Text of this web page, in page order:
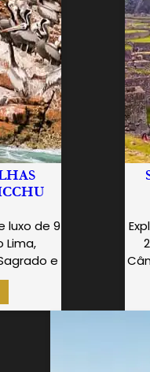
luxo de 9
Lima,
e